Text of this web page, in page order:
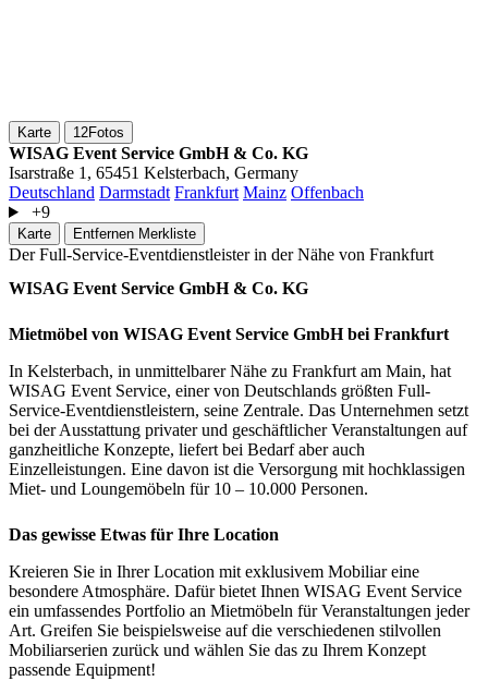
Karte 12Fotos
WISAG Event Service GmbH & Co. KG
Isarstraße 1, 65451 Kelsterbach, Germany
Deutschland Darmstadt Frankfurt Mainz Offenbach
+9
Karte Entfernen Merkliste
Der Full-Service-Eventdienstleister in der Nähe von Frankfurt
WISAG Event Service GmbH & Co. KG
Mietmöbel von WISAG Event Service GmbH bei Frankfurt
In Kelsterbach, in unmittelbarer Nähe zu Frankfurt am Main, hat
WISAG Event Service, einer von Deutschlands größten Full-
Service-Eventdienstleistern, seine Zentrale. Das Unternehmen setzt
bei der Ausstattung privater und geschäftlicher Veranstaltungen auf
ganzheitliche Konzepte, liefert bei Bedarf aber auch
Einzelleistungen. Eine davon ist die Versorgung mit hochklassigen
Miet- und Loungemöbeln für 10 – 10.000 Personen.
Das gewisse Etwas für Ihre Location
Kreieren Sie in Ihrer Location mit exklusivem Mobiliar eine
besondere Atmosphäre. Dafür bietet Ihnen WISAG Event Service
ein umfassendes Portfolio an Mietmöbeln für Veranstaltungen jeder
Art. Greifen Sie beispielsweise auf die verschiedenen stilvollen
Mobiliarserien zurück und wählen Sie das zu Ihrem Konzept
passende Equipment!